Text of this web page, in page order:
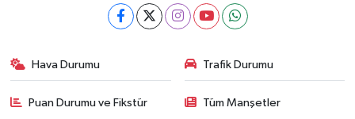
Hava Durumu Trafik Durumu
Puan Durumu ve Fikstür Tüm Manşetler